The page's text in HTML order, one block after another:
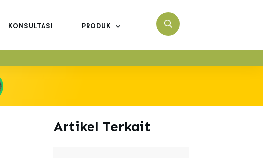
KONSULTASI PRODUK
Artikel Terkait